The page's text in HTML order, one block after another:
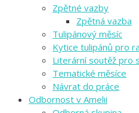
Zpětné vazby
Zpětná vazba
Tulipánový měsíc
Kytice tulipánů pro
Literární soutěž pro
Tematické měsíce
Návrat do práce
Odbornost v Amelii